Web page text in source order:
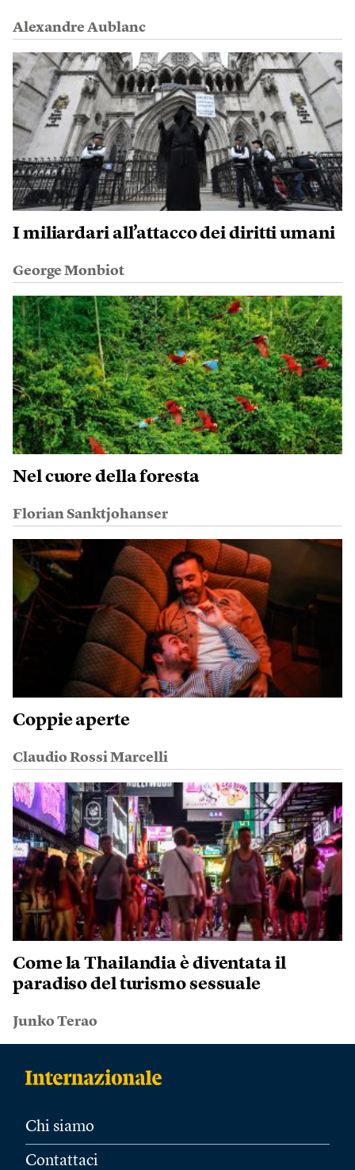
Alexandre Aublanc
I miliardari all’attacco dei diritti umani
George Monbiot
Nel cuore della foresta
Florian Sanktjohanser
Coppie aperte
Claudio Rossi Marcelli
Come la Thailandia è diventata il
paradiso del turismo sessuale
Junko Terao
Chi siamo
Contattaci